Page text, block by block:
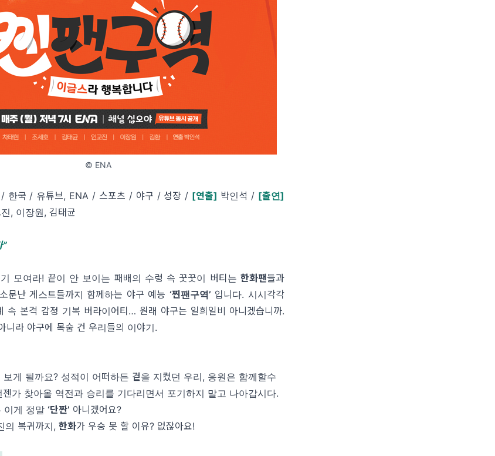
© ENA
한국 / 유튜브, ENA / 스포츠 / 야구 / 성장 / [연출] 박인석 / [출연]
, 이장원, 김태균
”
모여라! 끝이 안 보이는 패배의 수렁 속 꿋꿋이 버티는 한화팬들과
문난 게스트들까지 함께하는 야구 예능 ‘찐팬구역’ 입니다. 시시각각
속 본격 감정 기복 버라이어티… 원래 야구는 일희일비 아니겠습니까.
니라 야구에 목숨 건 우리들의 이야기.
게 될까요? 성적이 어떠하든 곁을 지켰던 우리, 응원은 함께할수
가 찾아올 역전과 승리를 기다리면서 포기하지 말고 나아갑시다.
이게 정말‘단짠’ 아니겠어요?
의 복귀까지,한화가 우승 못 할 이유? 없잖아요!